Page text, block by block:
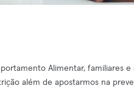
Alimentar, familiares e
além de apostarmos na